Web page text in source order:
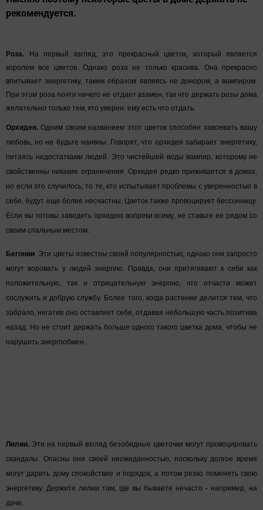
рекомендуется.
Роза. На первый взгляд, это прекрасный цветок, который является
королем все цветов. Однако роза не только красива. Она прекрасно
впитывает энергетику, таким образом являясь не донором, а вампиром.
При этом роза почти ничего не отдает взамен, так что держать розы дома
желательно только тем, кто уверен: ему есть что отдать.
Орхидея.Одним своим названием этот цветок способен завоевать вашу
любовь, но не будьте наивны. Говорят, что орхидея забирает энергетику,
питаясь недостатками людей. Это чистейшей воды вампир, которому не
свойственны никакие ограничения. Орхидея редко приживается в домах,
но если это случилось, то те, кто испытывает проблемы с уверенностью в
себе, будут еще более несчастны. Цветок также провоцирует бессонницу.
Если вы готовы заводить орхидею вопреки всему, не ставьте ее рядом со
своим спальным местом.
Бегонии. Эти цветы известны своей популярностью, однако они запросто
могут воровать у людей энергию. Правда, они притягивают к себе как
положительную, так и отрицательную энергию, что отчасти может
сослужить и добрую службу. Более того, когда растение делится тем, что
забрало, негатив оно оставляет себе, отдавая небольшую часть позитива
назад. Но не стоит держать больше одного такого цветка дома, чтобы не
нарушить энергообмен.
Лилии. Эти на первый взгляд безобидные цветочки могут провоцировать
скандалы. Опасны они своей неожиданностью, поскольку долгое время
могут дарить дому спокойствие и порядок, а потом резко поменять свою
энергетику. Держите лилии там, где вы бываете нечасто - например, на
даче.